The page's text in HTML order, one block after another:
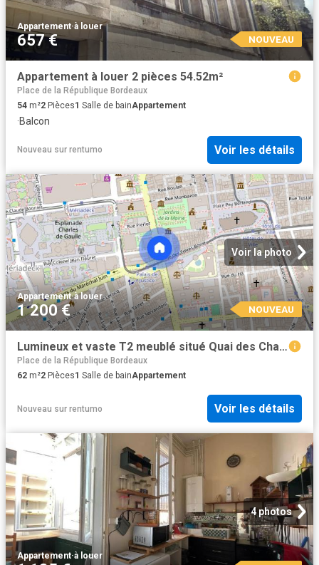
Appartement·à louer
657 € NOUVEAU
Appartement à louer 2 pièces 54.52m²
Place de la République Bordeaux
54 m²2 Pièces1 Salle de bainAppartement
·Balcon
Nouveau sur rentumo Voir les détails
Voir la photo
Appartement·à louer
1 200 € NOUVEAU
Lumineux et vaste T2 meublé situé Quai des Chartrons, dans un immeuble du XVIIIème siècle
Place de la République Bordeaux
62 m²2 Pièces1 Salle de bainAppartement
Nouveau sur rentumo Voir les détails
4 photos
Appartement·à louer